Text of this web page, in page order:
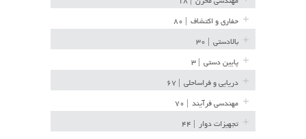
حفاری و اکتشاف
بالادستی
پایین دستی
دریایی و فراساحلی
مهندسی فرآیند
تجهیزات دوار